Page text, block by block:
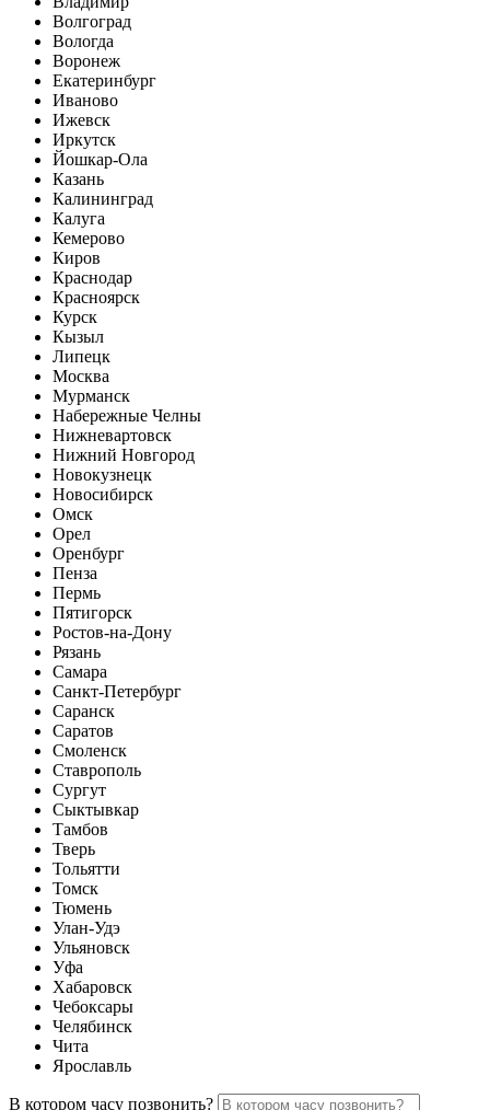
Волгоград
Вологда
Воронеж
Екатеринбург
Иваново
Ижевск
Иркутск
Йошкар-Ола
Казань
Калининград
Калуга
Кемерово
Киров
Краснодар
Красноярск
Курск
Кызыл
Липецк
Москва
Мурманск
Набережные Челны
Нижневартовск
Нижний Новгород
Новокузнецк
Новосибирск
Омск
Орел
Оренбург
Пенза
Пермь
Пятигорск
Ростов-на-Дону
Рязань
Самара
Санкт-Петербург
Саранск
Саратов
Смоленск
Ставрополь
Сургут
Сыктывкар
Тамбов
Тверь
Тольятти
Томск
Тюмень
Улан-Удэ
Ульяновск
Уфа
Хабаровск
Чебоксары
Челябинск
Чита
Ярославль
В котором часу позвонить?